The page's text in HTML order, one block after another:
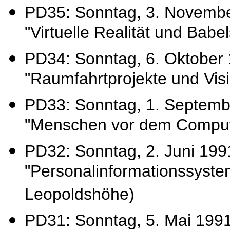
PD35: Sonntag, 3.
"Virtuelle Realität und
PD34: Sonntag, 6.
"Raumfahrtprojekte und
PD33: Sonntag, 1.
"Menschen vor dem
PD32: Sonntag, 2. Juni
Leopoldshöhe)
PD31: Sonntag, 5. Mai